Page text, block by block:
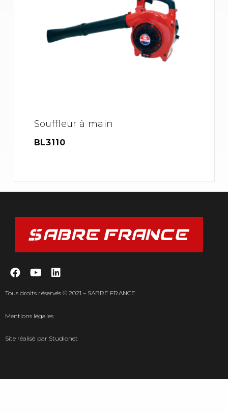
Souffleur à main
BL3110
Tous droits réservés © 2021 – SABRE FRANCE
Mentions légales
Site réalisé par Studionet